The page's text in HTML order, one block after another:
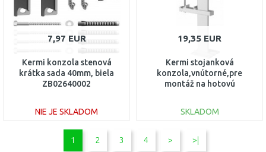
7,97 EUR
Kermi konzola stenová
krátka sada 40mm, biela
ZB02640002
NIE JE SKLADOM
DO KOŠÍKA
19,35 EUR
Kermi stojanková
konzola,vnútorné,pre
montáž na hotovú
SKLADOM
DO KOŠÍKA
1 2 3 4 > >|